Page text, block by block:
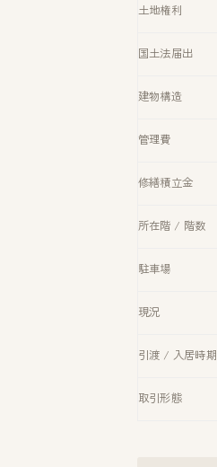
土地権利
国土法届出
建物構造
管理費
修繕積立金
所在階 / 階数
駐車場
現況
引渡 / 入居時期
取引形態